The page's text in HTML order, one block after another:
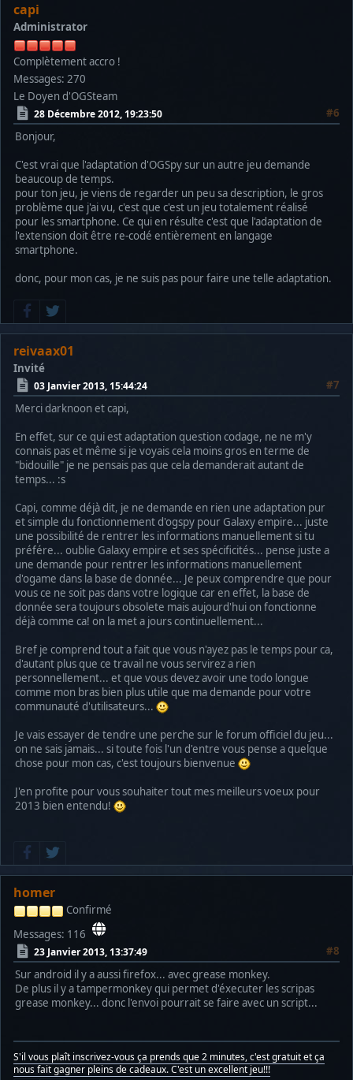
capi
Administrator
Complètement accro !
Messages: 270
Le Doyen d'OGSteam
28 Décembre 2012, 19:23:50
#6
Bonjour,
C'est vrai que l'adaptation d'OGSpy sur un autre jeu demande
beaucoup de temps.
pour ton jeu, je viens de regarder un peu sa description, le gros
problème que j'ai vu, c'est que c'est un jeu totalement réalisé
pour les smartphone. Ce qui en résulte c'est que l'adaptation de
l'extension doit être re-codé entièrement en langage
smartphone.
donc, pour mon cas, je ne suis pas pour faire une telle adaptation.
reivaax01
Invité
03 Janvier 2013, 15:44:24
#7
Merci darknoon et capi,
En effet, sur ce qui est adaptation question codage, ne ne m'y
connais pas et même si je voyais cela moins gros en terme de
"bidouille" je ne pensais pas que cela demanderait autant de
temps... :s
Capi, comme déjà dit, je ne demande en rien une adaptation pur
et simple du fonctionnement d'ogspy pour Galaxy empire... juste
une possibilité de rentrer les informations manuellement si tu
préfére... oublie Galaxy empire et ses spécificités... pense juste a
une demande pour rentrer les informations manuellement
d'ogame dans la base de donnée... Je peux comprendre que pour
vous ce ne soit pas dans votre logique car en effet, la base de
donnée sera toujours obsolete mais aujourd'hui on fonctionne
déjà comme ca! on la met a jours continuellement...
Bref je comprend tout a fait que vous n'ayez pas le temps pour ca,
d'autant plus que ce travail ne vous servirez a rien
personnellement... et que vous devez avoir une todo longue
comme mon bras bien plus utile que ma demande pour votre
communauté d'utilisateurs...
Je vais essayer de tendre une perche sur le forum officiel du jeu...
on ne sais jamais... si toute fois l'un d'entre vous pense a quelque
chose pour mon cas, c'est toujours bienvenue
J'en profite pour vous souhaiter tout mes meilleurs voeux pour
2013 bien entendu!
homer
Confirmé
Messages: 116
23 Janvier 2013, 13:37:49
#8
Sur android il y a aussi firefox... avec grease monkey.
De plus il y a tampermonkey qui permet d'éxecuter les scripas
grease monkey... donc l'envoi pourrait se faire avec un script...
S'il vous plaît inscrivez-vous ça prends que 2 minutes, c'est gratuit et ça
nous fait gagner pleins de cadeaux. C'est un excellent jeu!!!